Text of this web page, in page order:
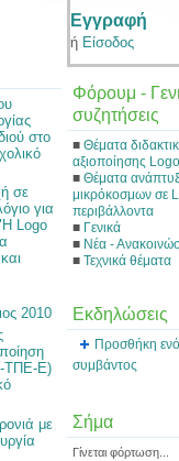
στο
σε
για
Logo
2010
ΤΠΕ-Ε)
με
Εγγραφή
ή Είσοδος
Φόρουμ -
συζητήσεις
■ Θέματα
αξιοποίησης Logo
■ Θέματα
μικρόκοσμων σε
περιβάλλοντα
■ Γενικά
■ Νέα -
■ Τεχνικά θέματα
Εκδηλώσεις
Προσθήκη
συμβάντος
Σήμα
Γίνεται φόρτωση...